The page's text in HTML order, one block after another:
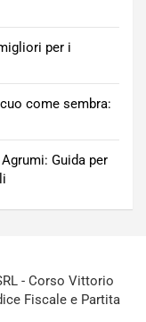
per i
come sembra:
Guida per
- Corso Vittorio
Fiscale e Partita